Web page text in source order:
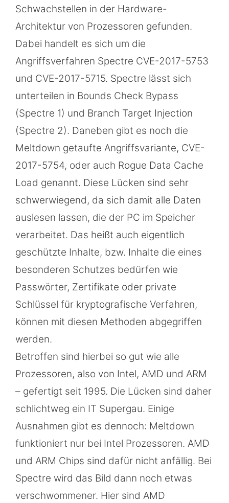
Schwachstellen in der Hardware-
Architektur von Prozessoren gefunden.
Dabei handelt es sich um die
Angriffsverfahren Spectre CVE-2017-5753
und CVE-2017-5715. Spectre lässt sich
unterteilen in Bounds Check Bypass
(Spectre 1) und Branch Target Injection
(Spectre 2). Daneben gibt es noch die
Meltdown getaufte Angriffsvariante, CVE-
2017-5754, oder auch Rogue Data Cache
Load genannt. Diese Lücken sind sehr
schwerwiegend, da sich damit alle Daten
auslesen lassen, die der PC im Speicher
verarbeitet. Das heißt auch eigentlich
geschützte Inhalte, bzw. Inhalte die eines
besonderen Schutzes bedürfen wie
Passwörter, Zertifikate oder private
Schlüssel für kryptografische Verfahren,
können mit diesen Methoden abgegriffen
werden.
Betroffen sind hierbei so gut wie alle
Prozessoren, also von Intel, AMD und ARM
– gefertigt seit 1995. Die Lücken sind daher
schlichtweg ein IT Supergau. Einige
Ausnahmen gibt es dennoch: Meltdown
funktioniert nur bei Intel Prozessoren. AMD
und ARM Chips sind dafür nicht anfällig. Bei
Spectre wird das Bild dann noch etwas
verschwommener. Hier sind AMD